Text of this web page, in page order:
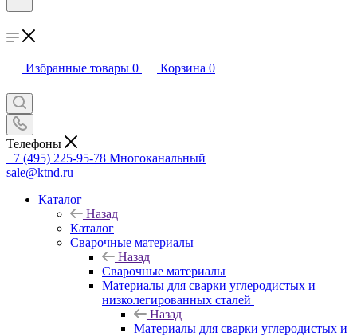
Избранные товары 0 Корзина 0
Телефоны
+7 (495) 225-95-78 Многоканальный
sale@ktnd.ru
Каталог
Назад
Каталог
Сварочные материалы
Назад
Сварочные материалы
Материалы для сварки углеродистых и
низколегированных сталей
Назад
Материалы для сварки углеродистых и